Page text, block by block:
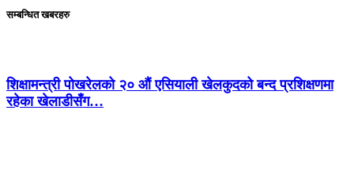
सम्बन्धित खबरहरु
शिक्षामन्त्री पोखरेलको २० औं एसियाली खेलकुदको बन्द प्रशिक्षणमा
रहेका खेलाडीसँग…